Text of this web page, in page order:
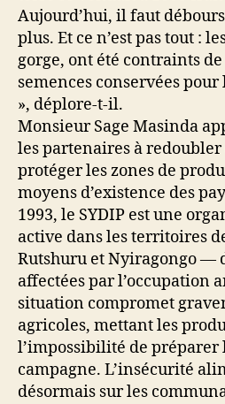
Aujourd’hui, il faut
plus. Et ce n’est pas tout :
gorge, ont été contraints
semences conservées
», déplore-t-il.
Monsieur Sage Masinda
les partenaires à redoubler
protéger les zones de
moyens d’existence des
1993, le SYDIP est une
active dans les territoires
Rutshuru et Nyiragongo —
affectées par l’occupation
situation compromet
agricoles, mettant les
l’impossibilité de préparer
campagne. L’insécurité
désormais sur les